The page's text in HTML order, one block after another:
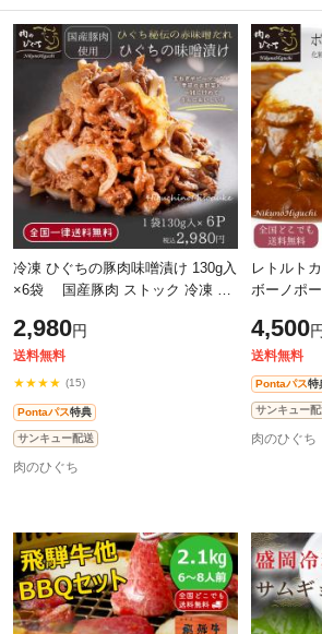
冷凍 ひぐちの豚肉味噌漬け 130g入
×6袋 国産豚肉 ストック 冷凍 炒
味付焼肉 簡単調理 おつまみ お
2,980円
送料無料
★★★★ (15)
Pontaパス特典
サンキュー配送
肉のひぐち
レトルトカ
ボーノポ
品 進物 送
4,500円
送料無料
Pontaパス特
サンキュー
肉のひぐち